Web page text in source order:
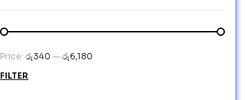
FILTER
Price:රු340 —රු6,180